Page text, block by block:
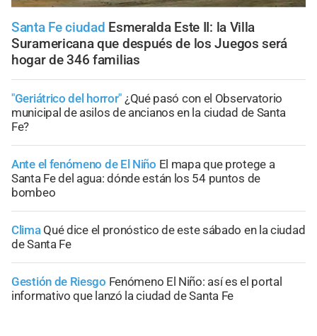
Santa Fe ciudad Esmeralda Este II: la Villa
Suramericana que después de los Juegos será
hogar de 346 familias
"Geriátrico del horror" ¿Qué pasó con el Observatorio
municipal de asilos de ancianos en la ciudad de Santa
Fe?
Ante el fenómeno de El Niño El mapa que protege a
Santa Fe del agua: dónde están los 54 puntos de
bombeo
Clima Qué dice el pronóstico de este sábado en la ciudad
de Santa Fe
Gestión de Riesgo Fenómeno El Niño: así es el portal
informativo que lanzó la ciudad de Santa Fe